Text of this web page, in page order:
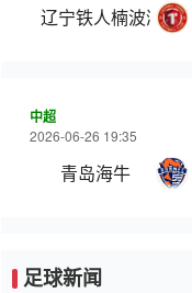
辽宁铁人楠波湾
中超
2026-06-26 19:35
青岛海牛
足球新闻